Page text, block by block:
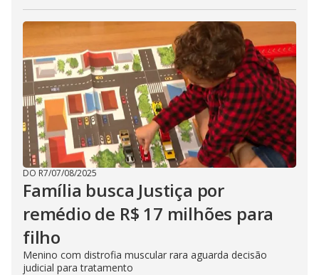
DO R7/07/08/2025
Família busca Justiça por
remédio de R$ 17 milhões para
filho
Menino com distrofia muscular rara aguarda decisão
judicial para tratamento